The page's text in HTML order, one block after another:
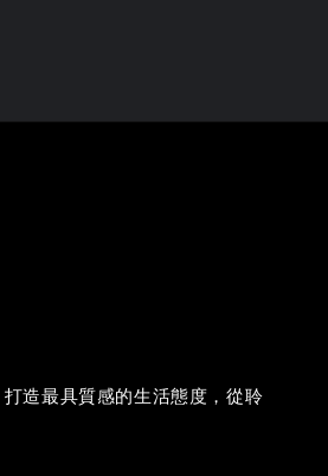
造最具質感的生活態度，從聆